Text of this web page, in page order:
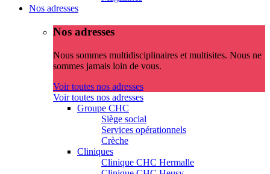
Nos adresses
Nos adresses
Nous sommes multidisciplinaires et multisites. Nous ne
sommes jamais loin de vous.
Voir toutes nos adresses
Voir toutes nos adresses
Groupe CHC
Siège social
Services opérationnels
Crèche
Cliniques
Clinique CHC Hermalle